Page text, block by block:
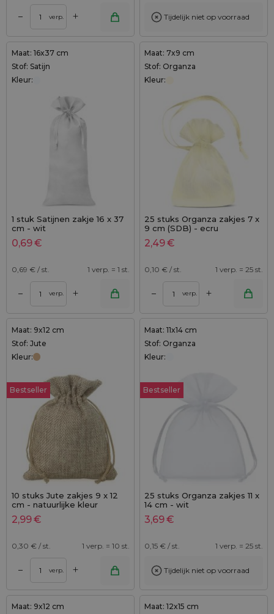
– verp. + Tijdelijk niet op voorraad
Maat: 16x37 cm
Stof: Satijn
Kleur:
1 stuk Satijnen zakje 16 x 37
cm - wit
0,69€
0,69 € / st. 1 verp. = 1 st.
– verp. +
Maat: 7x9 cm
Stof: Organza
Kleur:
25 stuks Organza zakjes 7 x
9 cm (SDB) - ecru
2,49€
0,10 € / st. 1 verp. = 25 st.
– verp. +
Maat: 9x12 cm
Stof: Jute
Kleur:
Bestseller
10 stuks Jute zakjes 9 x 12
cm - natuurlijke kleur
2,99€
0,30 € / st. 1 verp. = 10 st.
– verp. +
Maat: 11x14 cm
Stof: Organza
Kleur:
Bestseller
25 stuks Organza zakjes 11 x
14 cm - wit
3,69€
0,15 € / st. 1 verp. = 25 st.
Tijdelijk niet op voorraad
Maat: 9x12 cm
Maat: 12x15 cm